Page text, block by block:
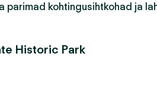
parimad kohtingusihtkohad ja
Historic Park